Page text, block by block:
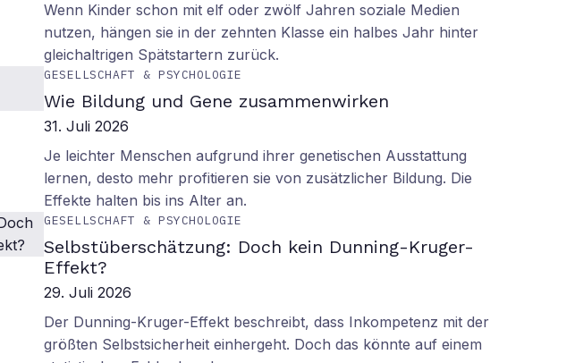
Wenn Kinder schon mit elf oder zwölf Jahren soziale Medien
nutzen, hängen sie in der zehnten Klasse ein halbes Jahr hinter
gleichaltrigen Spätstartern zurück.
GESELLSCHAFT & PSYCHOLOGIE
Wie Bildung und Gene zusammenwirken
31. Juli 2026
Je leichter Menschen aufgrund ihrer genetischen Ausstattung
lernen, desto mehr profitieren sie von zusätzlicher Bildung. Die
Effekte halten bis ins Alter an.
GESELLSCHAFT & PSYCHOLOGIE
Selbstüberschätzung: Doch kein Dunning-Kruger-
Effekt?
29. Juli 2026
Der Dunning-Kruger-Effekt beschreibt, dass Inkompetenz mit der
größten Selbstsicherheit einhergeht. Doch das könnte auf einem